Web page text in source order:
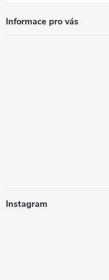
Informace pro vás
Instagram